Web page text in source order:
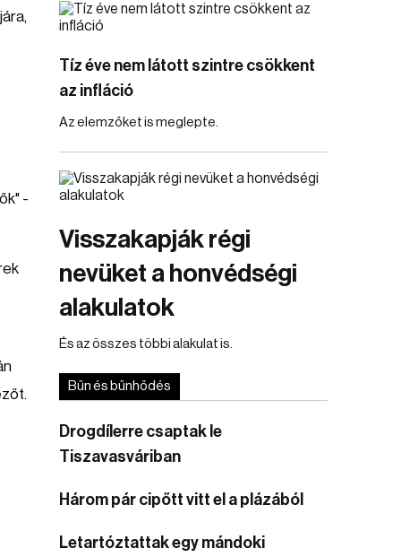
-
Tíz éve nem látott szintre csökkent
az infláció
Az elemzőket is meglepte.
Visszakapják régi
nevüket a honvédségi
alakulatok
És az összes többi alakulat is.
Bűn és bűnhődés
Drogdílerre csaptak le
Tiszavasváriban
Három pár cipőtt vitt el a plázából
Letartóztattak egy mándoki